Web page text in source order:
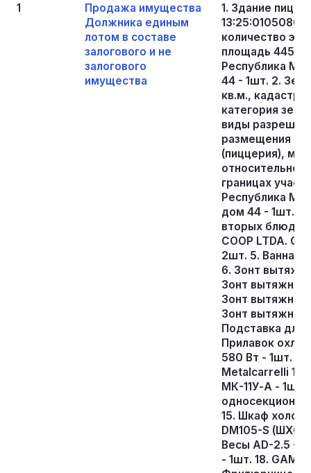
1
Продажа имущества
Должника единым
лотом в составе
залогового и не
залогового
имущества
1. Здание
количество
площадь 445,9
Республика
44 - 1шт. 2.
кв.м.,
категория
виды
размещения
(пиццерия),
относительно
границах
Республика
дом 44 - 1шт. 3.
вторых блюд
COOP LTDA.
2шт. 5. Ванна-
6. Зонт
Зонт вытяжной
Зонт вытяжной
Зонт вытяжной
Подставка для
Прилавок
580 Вт - 1шт.
Metalcarrelli
МК-11У-А - 1шт.
15. Шкаф
DM105-S
Весы АD-2.5 -
- 1шт. 18. GAM